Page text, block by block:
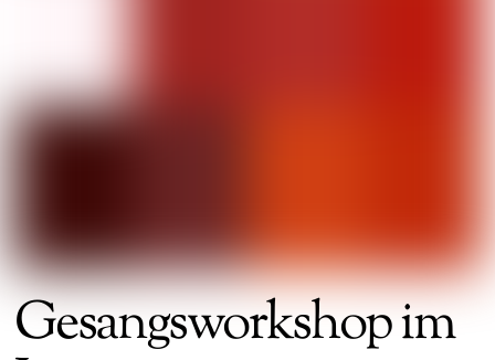
Gesangsworkshop im